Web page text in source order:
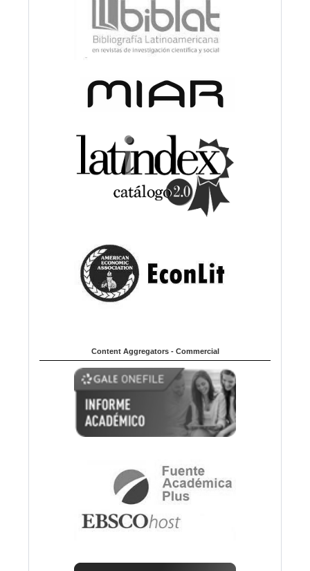
Content Aggregators - Commercial